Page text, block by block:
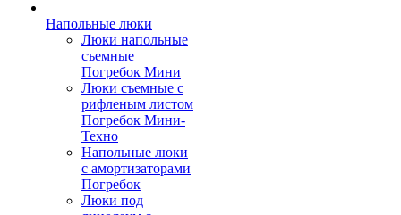
Напольные люки
Люки напольные
съемные
Погребок Мини
Люки съемные с
рифленым листом
Погребок Мини-
Техно
Напольные люки
с амортизаторами
Погребок
Люки под